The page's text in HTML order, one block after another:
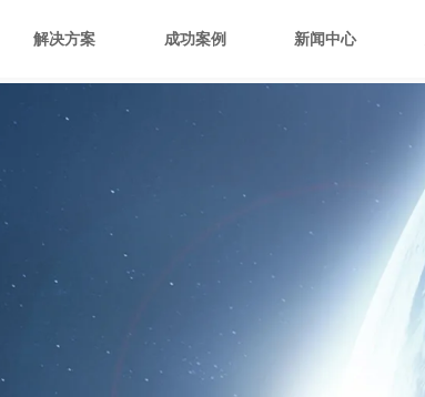
解决方案 成功案例 新闻中心